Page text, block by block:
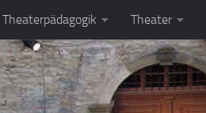
Theaterpädagogik Theater